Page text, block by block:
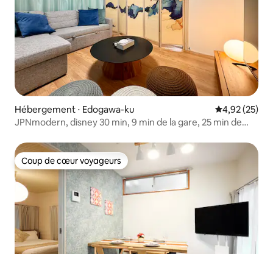
Hébergement ⋅ Edogawa-ku Évaluation
4,92 (25)
JPNmodern, disney 30 min, 9 min de la gare, 25 min de
Coup de cœur voyageurs
Coup de cœur voyageurs